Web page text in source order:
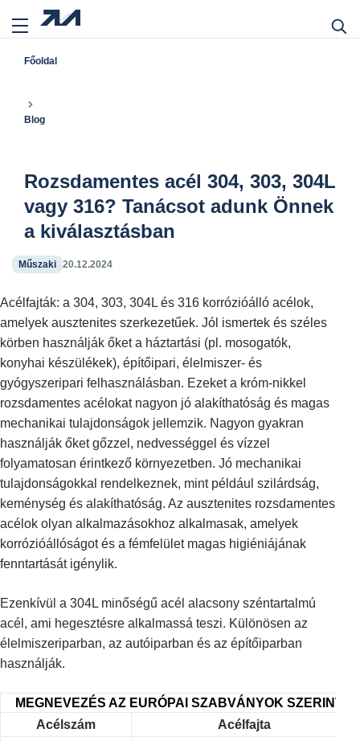
Főoldal
Blog
Rozsdamentes acél 304, 303, 304L
vagy 316? Tanácsot adunk Önnek
a kiválasztásban
Műszaki 20.12.2024
Acélfajták: a 304, 303, 304L és 316 korrózióálló acélok,
amelyek ausztenites szerkezetűek. Jól ismertek és széles
körben használják őket a háztartási (pl. mosogatók,
konyhai készülékek), építőipari, élelmiszer- és
gyógyszeripari felhasználásban. Ezeket a króm-nikkel
rozsdamentes acélokat nagyon jó alakíthatóság és magas
mechanikai tulajdonságok jellemzik. Nagyon gyakran
használják őket gőzzel, nedvességgel és vízzel
folyamatosan érintkező környezetben. Jó mechanikai
tulajdonságokkal rendelkeznek, mint például szilárdság,
keménység és alakíthatóság. Az ausztenites rozsdamentes
acélok olyan alkalmazásokhoz alkalmasak, amelyek
korrózióállóságot és a fémfelület magas higiéniájának
fenntartását igénylik.
Ezenkívül a 304L minőségű acél alacsony széntartalmú
acél, ami hegesztésre alkalmassá teszi. Különösen az
élelmiszeriparban, az autóiparban és az építőiparban
használják.
MEGNEVEZÉS AZ EURÓPAI SZABVÁNYOK SZERINT
Acélszám
Acélfajta